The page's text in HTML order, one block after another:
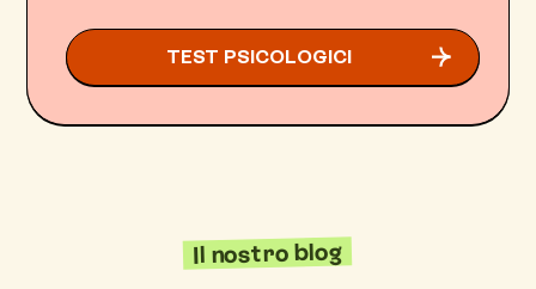
TEST PSICOLOGICI
Il nostro blog